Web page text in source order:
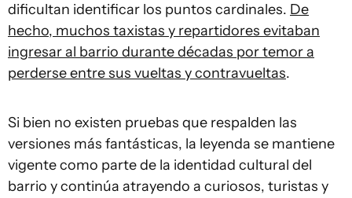
dificultan identificar los puntos cardinales. De
hecho, muchos taxistas y repartidores evitaban
ingresar al barrio durante décadas por temor a
perderse entre sus vueltas y contravueltas.
Si bien no existen pruebas que respalden las
versiones más fantásticas, la leyenda se mantiene
vigente como parte de la identidad cultural del
barrio y continúa atrayendo a curiosos, turistas y